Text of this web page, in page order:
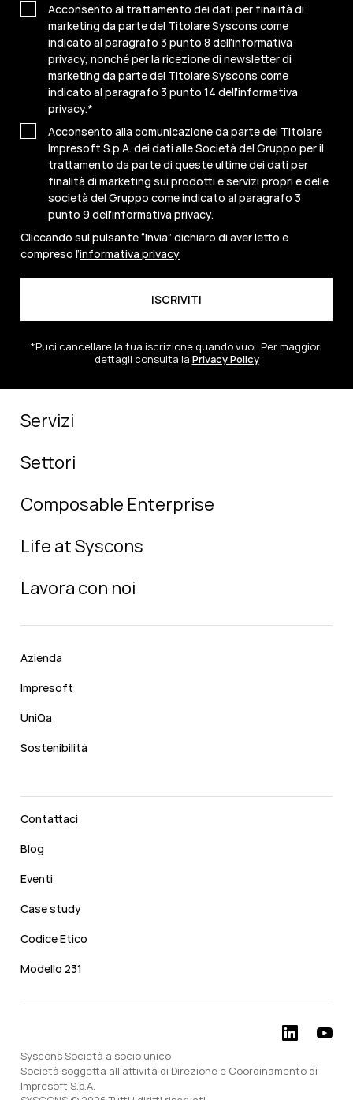
Acconsento al trattamento dei dati per finalità di
marketing da parte del Titolare Syscons come
indicato al paragrafo 3 punto 8 dell'informativa
privacy, nonché per la ricezione di newsletter di
marketing da parte del Titolare Syscons come
indicato al paragrafo 3 punto 14 dell'informativa
privacy.*
Acconsento alla comunicazione da parte del Titolare
Impresoft S.p.A. dei dati alle Società del Gruppo per il
trattamento da parte di queste ultime dei dati per
finalità di marketing sui prodotti e servizi propri e delle
società del Gruppo come indicato al paragrafo 3
punto 9 dell'informativa privacy.
Cliccando sul pulsante “Invia” dichiaro di aver letto e
compreso l’informativa privacy
*Puoi cancellare la tua iscrizione quando vuoi. Per maggiori
dettagli consulta la Privacy Policy
Servizi
Settori
Composable Enterprise
Life at Syscons
Lavora con noi
Azienda
Impresoft
UniQa
Sostenibilità
Contattaci
Blog
Eventi
Case study
Codice Etico
Modello 231
Syscons Società a socio unico
Società soggetta all'attività di Direzione e Coordinamento di
Impresoft S.p.A.